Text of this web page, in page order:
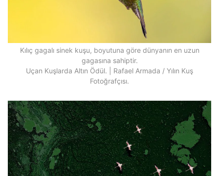
Kılıç gagalı sinek kuşu, boyutuna göre dünyanın en uzun
gagasına sahiptir.
Uçan Kuşlarda Altın Ödül. | Rafael Armada / Yılın Kuş
Fotoğrafçısı.